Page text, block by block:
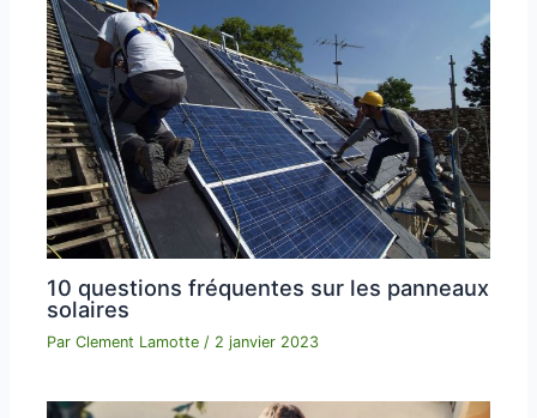
10 questions fréquentes sur les panneaux
solaires
ParClement Lamotte / 2 janvier 2023